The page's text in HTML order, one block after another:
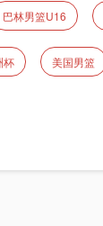
巴林男篮U16
杯 美国男篮